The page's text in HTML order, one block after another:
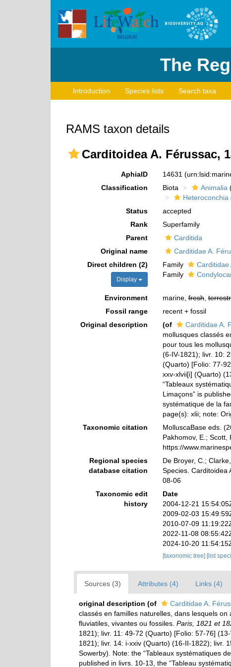
The
Introduction Species lists Search taxa
RAMS taxon details
Carditoidea A. Férussac,
AphiaID 14631
Classification
Biota Animalia
Heteroconchia
Status
accepted
Rank
Superfamily
Parent
Carditida
Original name
Carditidae A.
Direct children (2)
Display
Family
Carditidae
Family
Environment marine,fresh,
Fossil range
recent + fossil
Original description
(of Carditidae A.
mollusques classés
pour tous les
(6-IV-1821); livr. 10:
(Quarto) [Folio: 77-
xxv-xlvii[i] (Quarto)
“Tableaux
Limaçons” is
systématique de la
page(s): xlii; note:
Taxonomic citation
MolluscaBase eds.
Pakhomov, E.;
https://
Regional species
database citation
De Broyer, C.;
Species. Carditoidea
08-06
Taxonomic edit
history
Date
2004-12-21
2009-02-03
2010-07-09
2022-11-08
2024-10-20
[taxonomic tree] [list
Sources (3) Attributes (4) Links (4)
original description (of Carditidae A.
classés en familles naturelles, dans lesquels
fluviatiles, vivantes ou fossiles. Paris, 1821 et
1821); livr. 11: 49-72 (Quarto) [Folio: 57-76]
1821); livr. 14: i-xxiv (Quarto) (16-II-1822); livr.
Sowerby). Note: the “Tableaux systématiques
published in livrs. 10-13, the “Tableau